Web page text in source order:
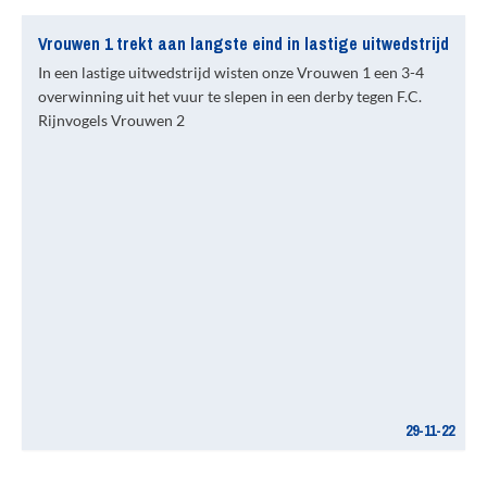
Vrouwen 1 trekt aan langste eind in lastige uitwedstrijd
In een lastige uitwedstrijd wisten onze Vrouwen 1 een 3-4
overwinning uit het vuur te slepen in een derby tegen F.C.
Rijnvogels Vrouwen 2
29-11-22